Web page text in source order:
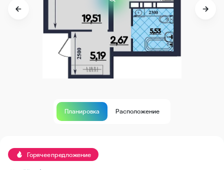
Планировка Расположение
Горячее предложение